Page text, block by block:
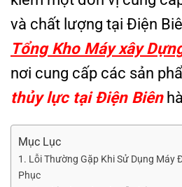
và chất lượng tại Điện
Tổng Kho Máy xây
nơi cung cấp các sản
thủy lực tại Điện Biên
Mục Lục
1. Lỗi Thường Gặp Khi Sử Dụng Máy
Phục